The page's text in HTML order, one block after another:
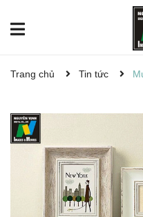
Trang chủ Tin tức